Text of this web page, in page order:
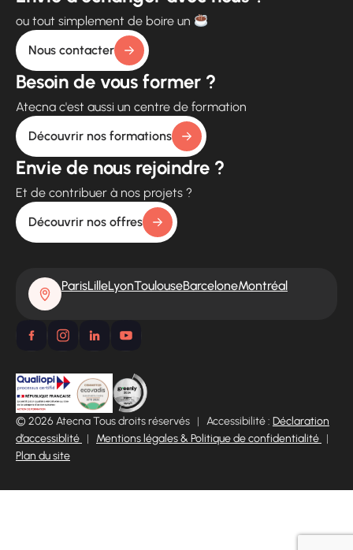
ou tout simplement de boire un
Nous contacter
Besoin de vous former ?
Atecna c'est aussi un centre de formation
Découvrir nos formations
Envie de nous rejoindre ?
Et de contribuer à nos projets ?
Découvrir nos offres
ParisLilleLyonToulouseBarceloneMontréal
© 2026 Atecna Tous droits réservés | Accessibilité : Déclaration
d’accessiblité | Mentions légales & Politique de confidentialité |
Plan du site